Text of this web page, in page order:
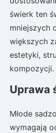
świerk ten
mniejszych
większych
estetyki,
kompozycji.
Uprawa
Młode
wymagają